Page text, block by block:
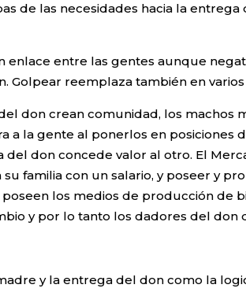
de las necesidades hacia la
enlace entre las gentes aunque
Golpear reemplaza también en
don crean comunidad, los
a la gente al ponerlos en posiciones
del don concede valor al otro. El
familia con un salario, y poseer y
los medios de producción de
y por lo tanto los dadores del don
y la entrega del don como la